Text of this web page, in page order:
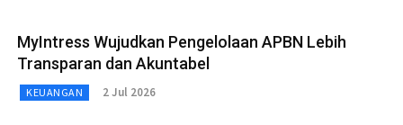
MyIntress Wujudkan Pengelolaan APBN Lebih
Transparan dan Akuntabel
KEUANGAN 2 Jul 2026